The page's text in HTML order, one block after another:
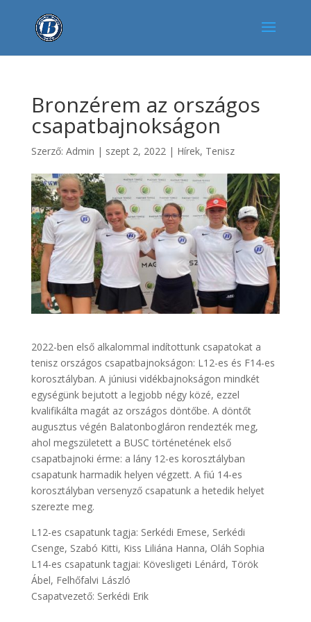
Bronzérem az országos
csapatbajnokságon
Szerző: Admin | szept 2, 2022| Hírek, Tenisz
2022-ben első alkalommal indítottunk csapatokat a
tenisz országos csapatbajnokságon: L12-es és F14-es
korosztályban. A júniusi vidékbajnokságon mindkét
egységünk bejutott a legjobb négy közé, ezzel
kvalifikálta magát az országos döntőbe. A döntőt
augusztus végén Balatonbogláron rendezték meg,
ahol megszületett a BUSC történetének első
csapatbajnoki érme: a lány 12-es korosztályban
csapatunk harmadik helyen végzett. A fiú 14-es
korosztályban versenyző csapatunk a hetedik helyet
szerezte meg.
L12-es csapatunk tagja: Serkédi Emese, Serkédi
Csenge, Szabó Kitti, Kiss Liliána Hanna, Oláh Sophia
L14-es csapatunk tagjai: Kövesligeti Lénárd, Török
Ábel, Felhőfalvi László
Csapatvezető: Serkédi Erik